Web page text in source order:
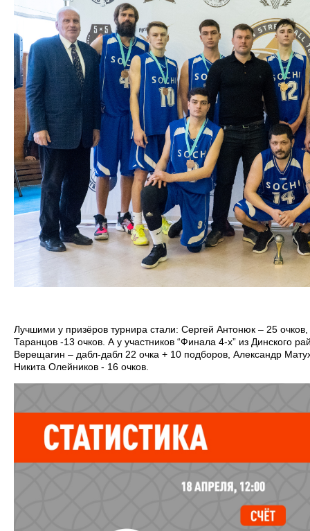
Лучшими у призёров турнира стали: Сергей Антонюк – 25
Таранцов -13 очков. А у участников “Финала 4-х” из Динского
Верещагин – дабл-дабл 22 очка + 10 подборов, Александр
Никита Олейников - 16 очков.